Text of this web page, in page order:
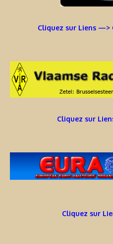
Cliquez sur Liens —>
Cliquez sur
Cliquez sur